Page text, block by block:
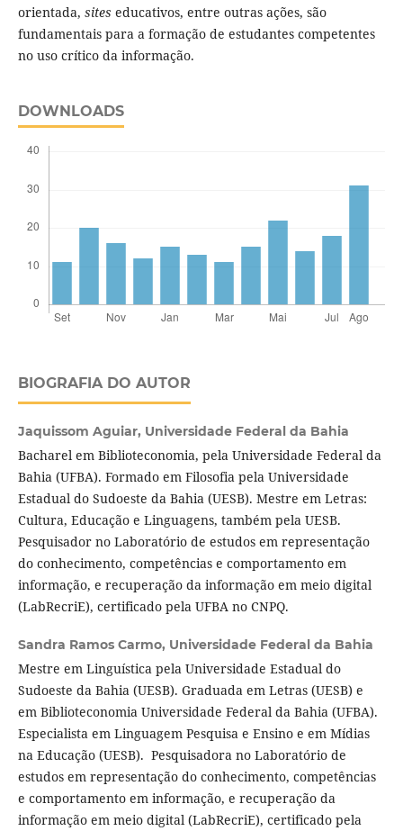
orientada, sites educativos, entre outras ações, são
fundamentais para a formação de estudantes competentes
no uso crítico da informação.
DOWNLOADS
BIOGRAFIA DO AUTOR
Jaquissom Aguiar, Universidade Federal da Bahia
Bacharel em Biblioteconomia, pela Universidade Federal da
Bahia (UFBA). Formado em Filosofia pela Universidade
Estadual do Sudoeste da Bahia (UESB). Mestre em Letras:
Cultura, Educação e Linguagens, também pela UESB.
Pesquisador no Laboratório de estudos em representação
do conhecimento, competências e comportamento em
informação, e recuperação da informação em meio digital
(LabRecriE), certificado pela UFBA no CNPQ.
Sandra Ramos Carmo, Universidade Federal da Bahia
Mestre em Linguística pela Universidade Estadual do
Sudoeste da Bahia (UESB). Graduada em Letras (UESB) e
em Biblioteconomia Universidade Federal da Bahia (UFBA).
Especialista em Linguagem Pesquisa e Ensino e em Mídias
na Educação (UESB). Pesquisadora no Laboratório de
estudos em representação do conhecimento, competências
e comportamento em informação, e recuperação da
informação em meio digital (LabRecriE), certificado pela